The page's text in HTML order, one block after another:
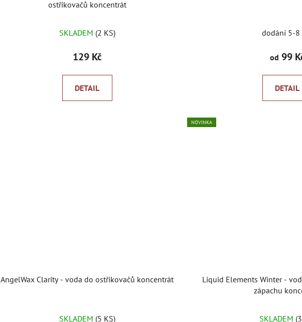
ostřikovačů koncentrát
SKLADEM (2 KS)
129 Kč
DETAIL
dodání 5-8
od 99
DETAIL
AngelWax Clarity - voda do ostřikovačů koncentrát
SKLADEM (5 KS)
NOVINKA
Liquid Elements Winter -
zápachu
SKLADEM